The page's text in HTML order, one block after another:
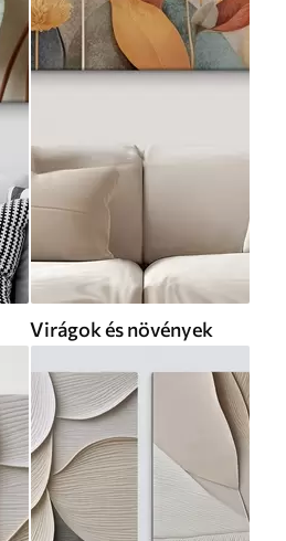
Virágok és növények